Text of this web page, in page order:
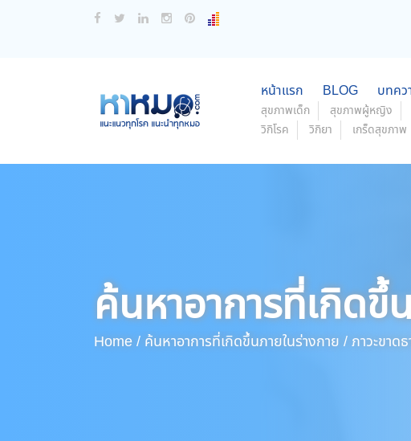
หน้าแรก BLOG บทคว
สุขภาพเด็ก สุขภาพผู้หญิง
วิกิโรค
วิกิยา เกร็ดสุขภาพ
ค้นหาอาการที่เกิดขึ้
Home / ค้นหาอาการที่เกิดขึ้นภายในร่างกาย /ภาวะขาด